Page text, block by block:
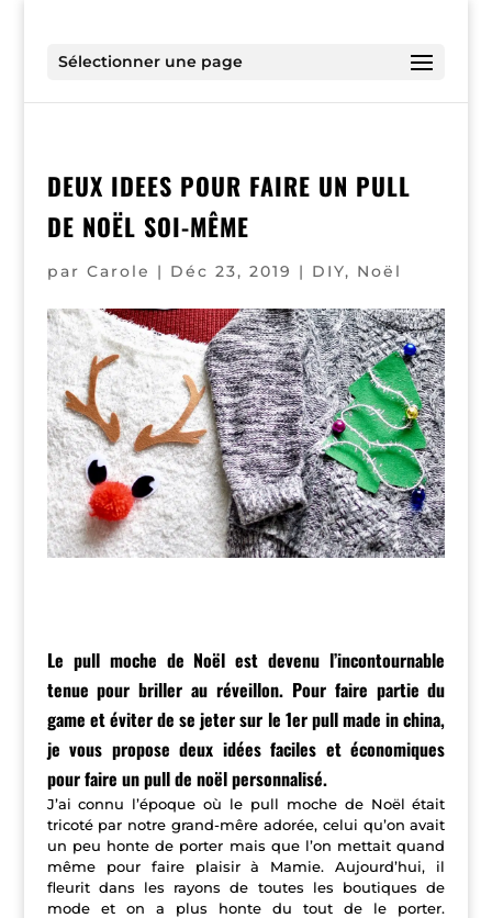
Sélectionner une page
DEUX IDEES POUR FAIRE UN PULL
DE NOËL SOI-MÊME
par Carole | Déc 23, 2019 | DIY, Noël
Le pull moche de Noël est devenu l’incontournable
tenue pour briller au réveillon. Pour faire partie du
game et éviter de se jeter sur le 1er pull made in china,
je vous propose deux idées faciles et économiques
pour faire un pull de noël personnalisé.
J’ai connu l’époque où le pull moche de Noël était
tricoté par notre grand-mêre adorée, celui qu’on avait
un peu honte de porter mais que l’on mettait quand
même pour faire plaisir à Mamie. Aujourd’hui, il
fleurit dans les rayons de toutes les boutiques de
mode et on a plus honte du tout de le porter.